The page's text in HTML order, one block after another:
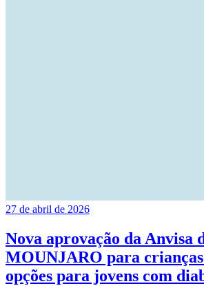
27 de abril de 2026
Nova aprovação da Anvisa
MOUNJARO para
opções para jovens com